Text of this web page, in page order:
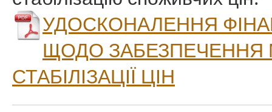
УДОСКОНАЛЕННЯ
ЩОДО ЗАБЕЗПЕЧЕННЯ
СТАБІЛІЗАЦІЇ ЦІН